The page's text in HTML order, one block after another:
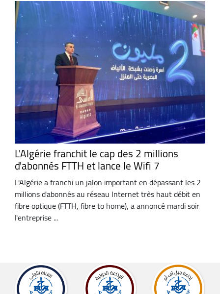
L'Algérie franchit le cap des 2 millions
d'abonnés FTTH et lance le Wifi 7
L'Algérie a franchi un jalon important en dépassant les 2
millions d'abonnés au réseau Internet très haut débit en
fibre optique (FTTH, fibre to home), a annoncé mardi soir
l'entreprise ...